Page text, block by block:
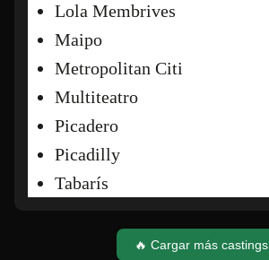
Lola Membrives
Maipo
Metropolitan Citi
Multiteatro
Picadero
Picadilly
Tabarís
🔥 Cargar más castings